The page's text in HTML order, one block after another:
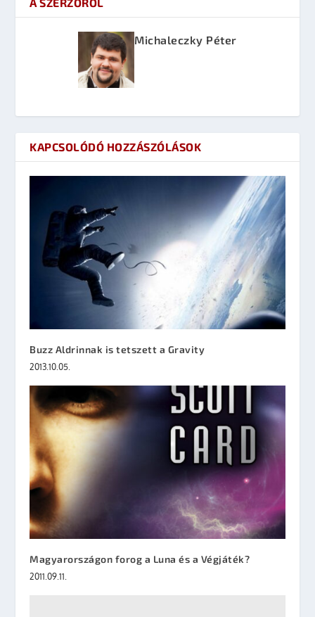
A SZERZŐRŐL
Michaleczky Péter
KAPCSOLÓDÓ HOZZÁSZÓLÁSOK
Buzz Aldrinnak is tetszett a Gravity
2013.10.05.
Magyarországon forog a Luna és a Végjáték?
2011.09.11.